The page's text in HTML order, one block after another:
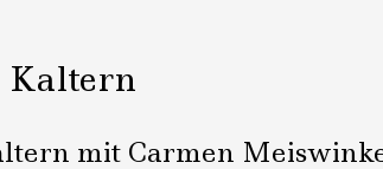
Kaltern
mit Carmen